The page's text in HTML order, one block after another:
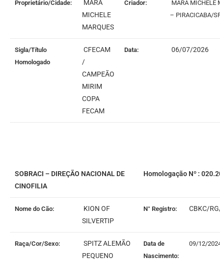
Proprietário/Cidade:
MARA
MICHELE
MARQUES
Criador:
MARA MICHELE
– PIRACICABA/
Sigla/Título
Homologado
CFECAM
/
CAMPEÃO
MIRIM
COPA
FECAM
Data: 06/07/2026
SOBRACI – DIREÇÃO NACIONAL DE
CINOFILIA
Homologação Nº :
Nome do Cão:
KION OF
SILVERTIP
N° Registro: CBKC/
Raça/Cor/Sexo:
SPITZ ALEMÃO
PEQUENO
Data de
Nascimento:
09/12/